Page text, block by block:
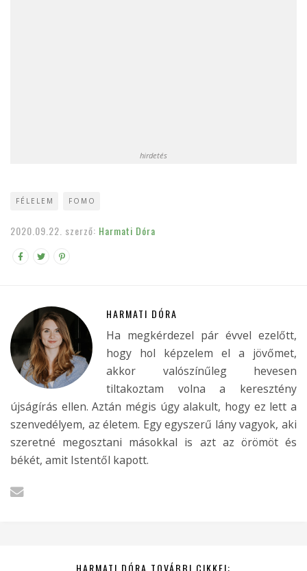
hirdetés
FÉLELEM FOMO
2020.09.22. szerző: Harmati Dóra
HARMATI DÓRA
Ha megkérdezel pár évvel ezelőtt,
hogy hol képzelem el a jövőmet,
akkor valószínűleg hevesen
tiltakoztam volna a keresztény
újságírás ellen. Aztán mégis úgy alakult, hogy ez lett a
szenvedélyem, az életem. Egy egyszerű lány vagyok, aki
szeretné megosztani másokkal is azt az örömöt és
békét, amit Istentől kapott.